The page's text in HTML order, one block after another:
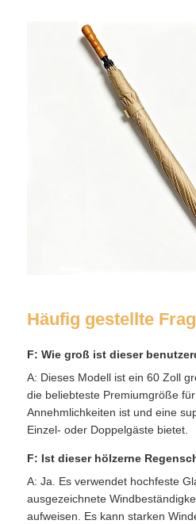
Häufig gestellte
F: Wie groß ist dieser
A: Dieses Modell ist ein 60 Zoll
die beliebteste Premiumgröße
Annehmlichkeiten ist und eine
Einzel- oder Doppelgäste bietet.
F: Ist dieser hölzerne
A: Ja. Es verwendet hochfeste
ausgezeichnete
aufweisen. Es kann starken